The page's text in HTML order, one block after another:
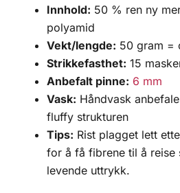
Innhold: 50 % ren ny
polyamid
Vekt/lengde: 50 gram =
Strikkefasthet: 15
Anbefalt pinne: 6 mm
Vask: Håndvask
fluffy strukturen
Tips: Rist plagget lett
for å få fibrene til å reise
levende uttrykk.